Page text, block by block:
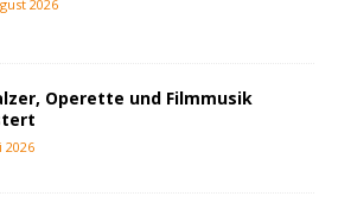
2026
Operette und Filmmusik
2026